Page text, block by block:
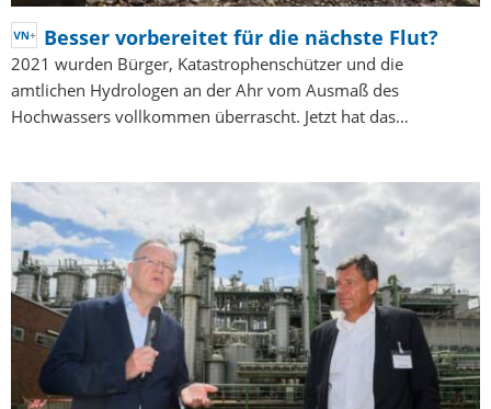
Besser vorbereitet für die nächste Flut?
2021 wurden Bürger, Katastrophenschützer und die
amtlichen Hydrologen an der Ahr vom Ausmaß des
Hochwassers vollkommen überrascht. Jetzt hat das…